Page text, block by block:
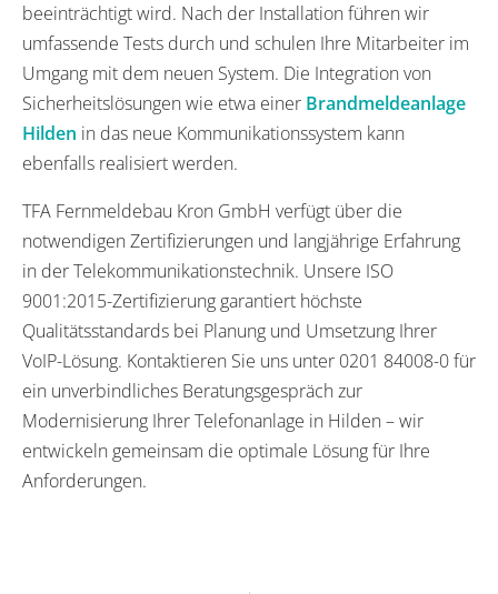
beeinträchtigt wird. Nach der Installation führen wir
umfassende Tests durch und schulen Ihre Mitarbeiter im
Umgang mit dem neuen System. Die Integration von
Sicherheitslösungen wie etwa einer Brandmeldeanlage
Hilden in das neue Kommunikationssystem kann
ebenfalls realisiert werden.
TFA Fernmeldebau Kron GmbH verfügt über die
notwendigen Zertifizierungen und langjährige Erfahrung
in der Telekommunikationstechnik. Unsere ISO
9001:2015-Zertifizierung garantiert höchste
Qualitätsstandards bei Planung und Umsetzung Ihrer
VoIP-Lösung. Kontaktieren Sie uns unter 0201 84008-0 für
ein unverbindliches Beratungsgespräch zur
Modernisierung Ihrer Telefonanlage in Hilden – wir
entwickeln gemeinsam die optimale Lösung für Ihre
Anforderungen.